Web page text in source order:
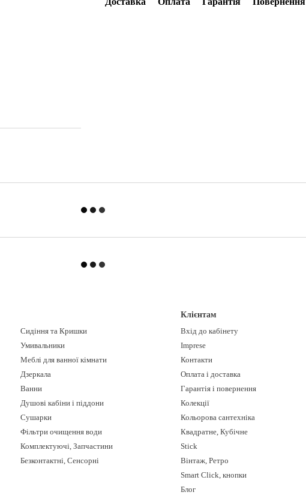
Сидіння та Кришки
Умивальники
Меблі для ванної кімнати
Дзеркала
Ванни
Душові кабіни і піддони
Сушарки
Фільтри очищення води
Комплектуючі, Запчастини
Безконтактні, Сенсорні
Клієнтам
Вхід до кабінету
Imprese
Контакти
Оплата і доставка
Гарантія і повернення
Колекції
Кольорова сантехніка
Квадратне, Кубічне
Stick
Вінтаж, Ретро
Smart Click, кнопки
Блог